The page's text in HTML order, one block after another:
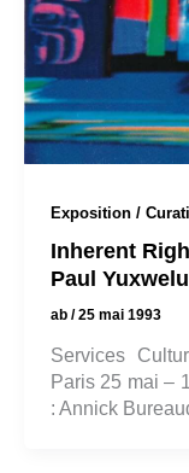
Exposition /
Inherent
Paul
ab /25 mai 1993
Services
Paris 25 mai –
: Annick